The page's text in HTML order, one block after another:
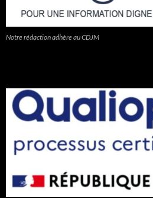
Notre rédaction adhère au CDJM